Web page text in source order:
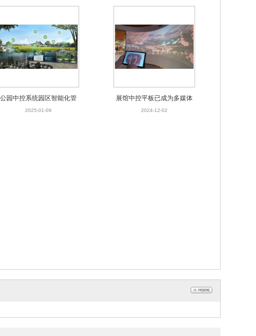
公园中控系统园区智能化管
理整体解决方案
2025-01-09
展馆中控平板已成为多媒体
管理工具
2024-12-02